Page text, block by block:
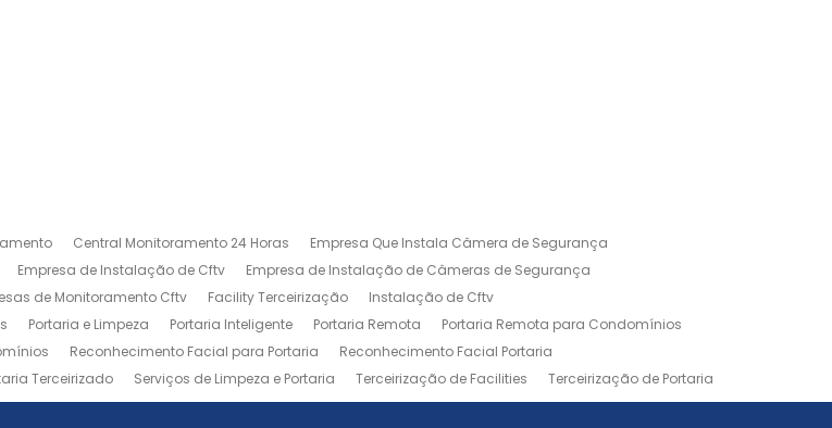
Central Monitoramento 24 Horas
Empresa Que Instala Câmera de Segurança
Empresa de Instalação de Cftv
Empresa de Instalação de Câmeras de Segurança
de Monitoramento Cftv Facility Terceirização
Instalação de Cftv
Portaria e Limpeza Portaria Inteligente Portaria Remota
Portaria Remota para Condomínios
Reconhecimento Facial para Portaria
Reconhecimento Facial Portaria
Terceirizado Serviços de Limpeza e Portaria Terceirização de Facilities
Terceirização de Portaria